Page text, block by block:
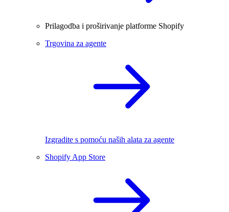
Prilagodba i proširivanje platforme Shopify
Trgovina za agente
Izgradite s pomoću naših alata za agente
Shopify App Store